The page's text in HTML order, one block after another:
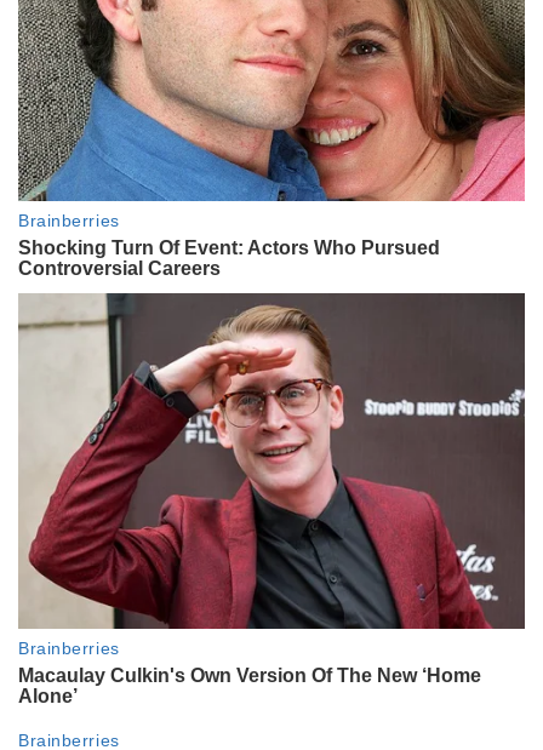
लाइफ स्‍टाइल
धर्म-संसार
महाभारत के किस्से
रामायण की कहानियां
रोचक और रोमांचक